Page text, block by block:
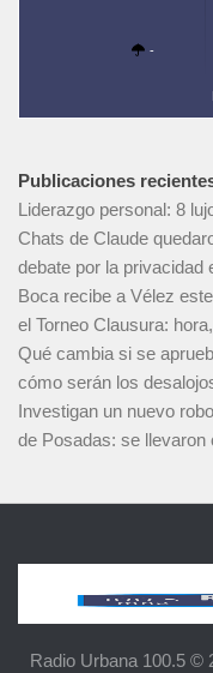
-
Publicaciones
Liderazgo personal: 8
Chats de Claude
debate por la privacidad
Boca recibe a Vélez
el Torneo Clausura:
Qué cambia si se
cómo serán los
Investigan un nuevo
de Posadas: se
Radio Urbana 100.5 ©